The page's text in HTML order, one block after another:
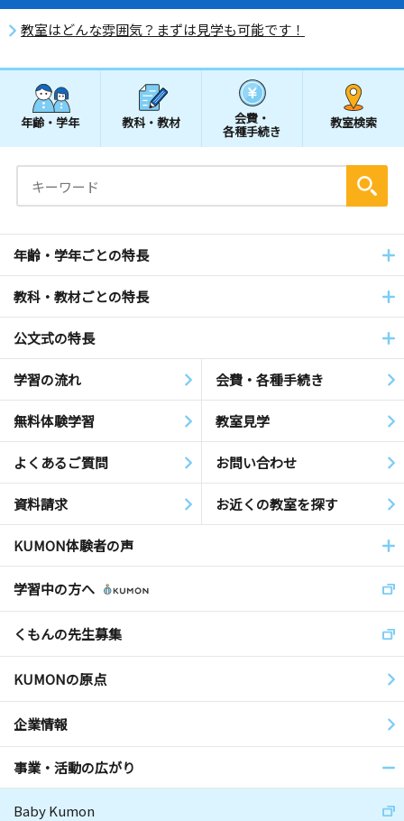
教室はどんな雰囲気？まずは見学も可能です！
年齢・学年 教科・教材 会費・
各種手続き
教室検索
年齢・学年ごとの特長
教科・教材ごとの特長
公文式の特長
学習の流れ 会費・各種手続き
無料体験学習 教室見学
よくあるご質問 お問い合わせ
資料請求 お近くの教室を探す
KUMON体験者の声
学習中の方へ
くもんの先生募集
KUMONの原点
企業情報
事業・活動の広がり
Baby Kumon